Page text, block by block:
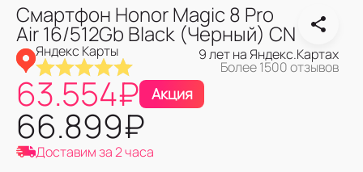
Смартфон Honor Magic 8 Pro
Air 16/512Gb Black (Черный) CN
Яндекс Карты 9 лет на Яндекс.Картах
Более 1500 отзывов
63.554₽ Акция
66.899₽
Доставим за 2 часа